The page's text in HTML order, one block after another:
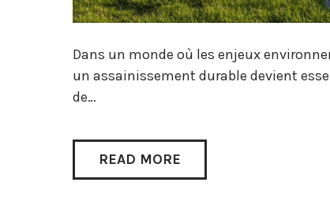
Dans un monde où les enjeux
un assainissement durable devient
de…
READ MORE